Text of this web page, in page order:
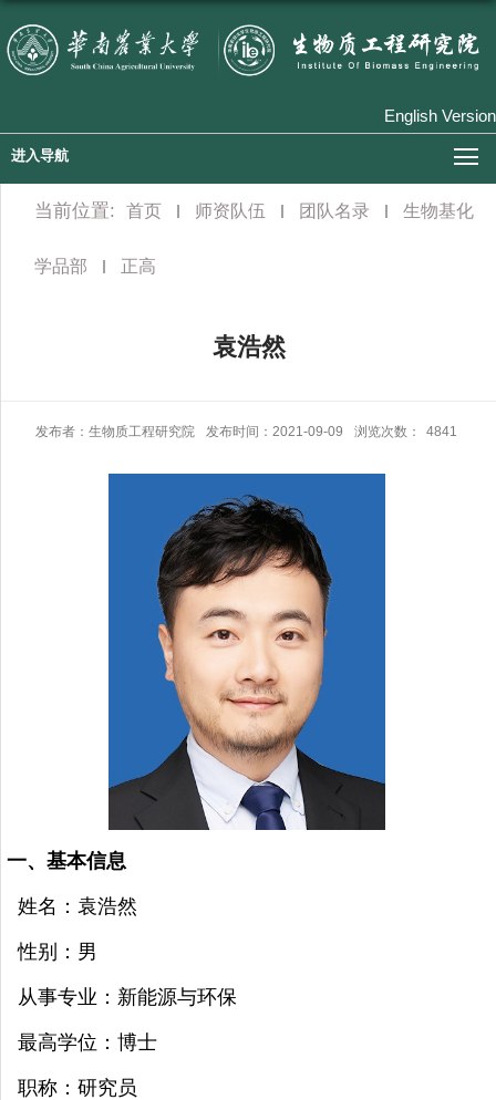
English Version
进入导航
当前位置: 首页 师资队伍 团队名录 生物基化
学品部 正高
袁浩然
发布者：生物质工程研究院 发布时间：2021-09-09 浏览次数： 4841
一、基本信息
姓名：袁浩然
性别：男
从事专业：新能源与环保
最高学位：博士
职称：研究员